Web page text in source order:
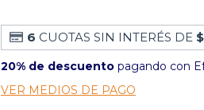
6 CUOTAS SIN INTERÉS DE
20% de descuento pagando con
VER MEDIOS DE PAGO